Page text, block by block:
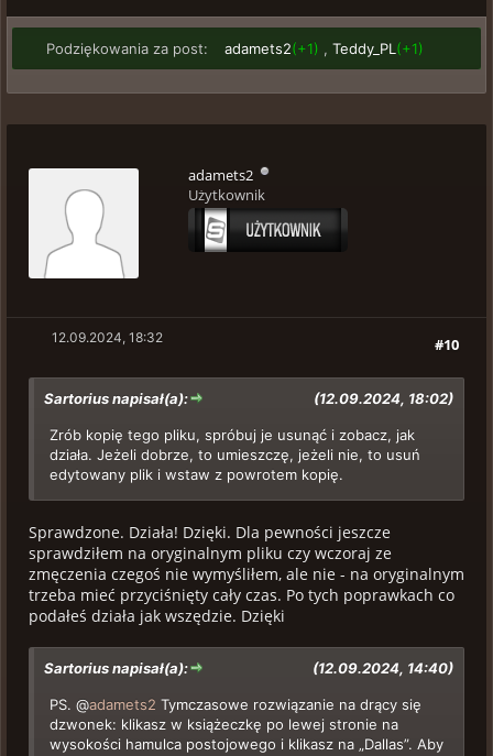
Podziękowania za post: adamets2(+1) , Teddy_PL (+1)
adamets2
Użytkownik
#10
12.09.2024, 18:32
(12.09.2024, 18:02)
Sartorius napisał(a):
Zrób kopię tego pliku, spróbuj je usunąć i zobacz, jak
działa. Jeżeli dobrze, to umieszczę, jeżeli nie, to usuń
edytowany plik i wstaw z powrotem kopię.
Sprawdzone. Działa! Dzięki. Dla pewności jeszcze
sprawdziłem na oryginalnym pliku czy wczoraj ze
zmęczenia czegoś nie wymyśliłem, ale nie - na oryginalnym
trzeba mieć przyciśnięty cały czas. Po tych poprawkach co
podałeś działa jak wszędzie. Dzięki
(12.09.2024, 14:40)
Sartorius napisał(a):
PS. @adamets2 Tymczasowe rozwiązanie na drący się
dzwonek: klikasz w książeczkę po lewej stronie na
wysokości hamulca postojowego i klikasz na „Dallas”. Aby